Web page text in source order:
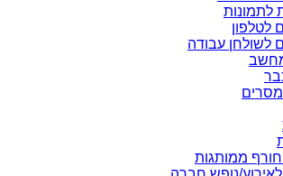
לתמונות
לטלפון
לשולחן עבודה
מסרים
ממותגות